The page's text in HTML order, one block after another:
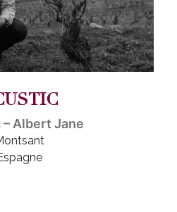
Albert Jane